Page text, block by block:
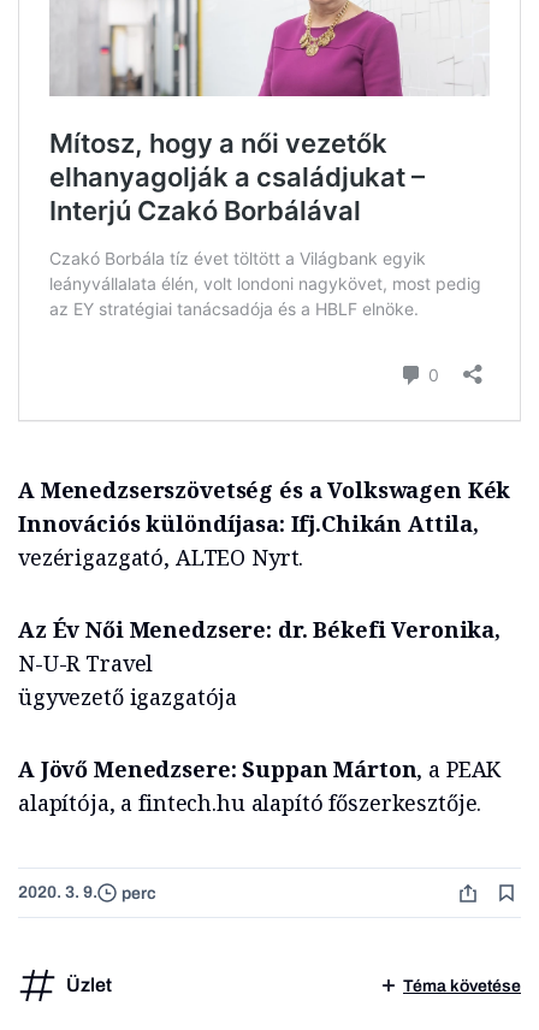
A Menedzserszövetség és a Volkswagen Kék
Innovációs különdíjasa: Ifj.Chikán Attila,
vezérigazgató, ALTEO Nyrt.
Az Év Női Menedzsere: dr. Békefi Veronika,
N-U-R Travel
ügyvezető igazgatója
A Jövő Menedzsere: Suppan Márton, a PEAK
alapítója, a fintech.hu alapító főszerkesztője.
2020. 3. 9. perc
Üzlet Téma követése